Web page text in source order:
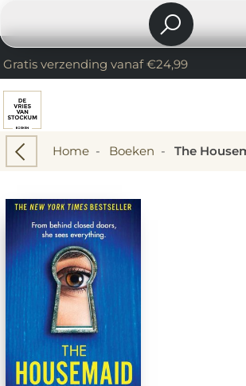
Gratis verzending vanaf €24,99
Home- Boeken - The